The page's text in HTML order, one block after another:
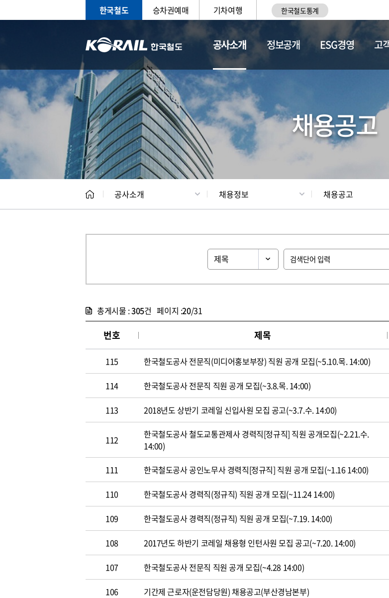
한국철도 승차권예매 기차여행 한국철도통계
공사소개
CEO 일반현황
정보공개 ESG경영 고
채용공고
공사소개 채용정보 채용공고
총게시물 :305건 페이지 :20/31
번호 제목
115 한국철도공사 전문직(미디어홍보부장) 직원 공개 모집(~5.10.목. 14:00)
114 한국철도공사 전문직 직원 공개 모집(~3.8.목. 14:00)
113 2018년도 상반기 코레일 신입사원 모집 공고(~3.7.수. 14:00)
112
한국철도공사 철도교통관제사 경력직[정규직] 직원 공개모집(~2.21.수.
14:00)
111 한국철도공사 공인노무사 경력직[정규직] 직원 공개 모집(~1.16 14:00)
110 한국철도공사 경력직(정규직) 직원 공개 모집(~11.24 14:00)
109 한국철도공사 경력직(정규직) 직원 공개 모집(~7.19. 14:00)
108 2017년도 하반기 코레일 채용형 인턴사원 모집 공고(~7.20. 14:00)
107 한국철도공사 전문직 직원 공개 모집(~4.28 14:00)
106 기간제 근로자(운전담당원) 채용공고(부산경남본부)